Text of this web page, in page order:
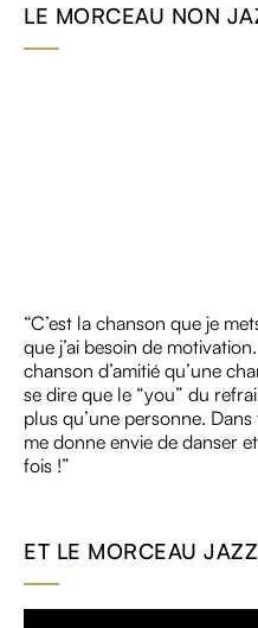
LE MORCEAU NON
“C’est la chanson que je
que j’ai besoin de
chanson d’amitié qu’une
se dire que le “you” du
plus qu’une personne.
me donne envie de danser
fois !”
ET LE MORCEAU